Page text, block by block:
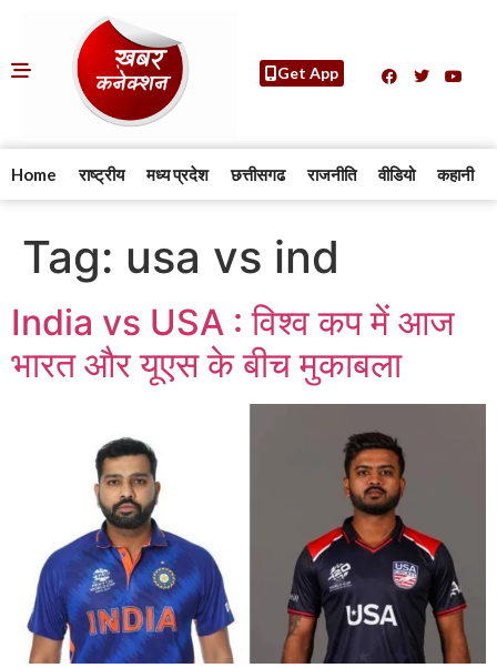
Get App
Home राष्ट्रीय मध्य प्रदेश छत्तीसगढ राजनीति वीडियो कहानी
Tag: usa vs ind
India vs USA : विश्व कप में आज
भारत और यूएस के बीच मुकाबला